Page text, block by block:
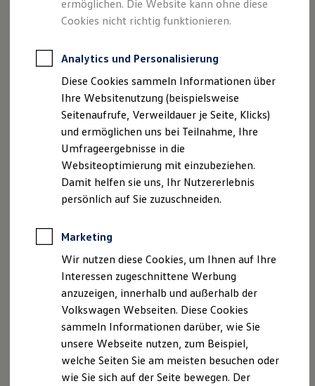
Restschuldversicherungen
Garantien
Professional Class bei Volkswagen
Behörden
Direktkunden
Sonderfahrzeuge
Anpfiff zum Gewinn
Elektromobilität
Elektroautos
ID. Tutorials
Elektrofahrzeugkonzepte
ID. EVERY1
Reichweite
Rekuperation
Laden unterwegs
Laden Zuhause
Ladestationen finden
Ladezeitensimulator
Batterie
Sicherheit
Nachhaltigkeit
Technologie
Kosten und Kauf
Entdecken Sie den Polo.
Der neue ID.3 Neo
So geht neu. Klar im Design. Stark im Alltag.
Entdecken Sie jetzt den neuen ID.3 Neo!
Mehr zum ID.3 Neo erfahren
ermöglichen. Die Website kann ohne diese
Cookies nicht richtig funktionieren.
Analytics und Personalisierung
Diese Cookies sammeln Informationen über
Ihre Websitenutzung (beispielsweise
Seitenaufrufe, Verweildauer je Seite, Klicks)
und ermöglichen uns bei Teilnahme, Ihre
Umfrageergebnisse in die
Websiteoptimierung mit einzubeziehen.
Damit helfen sie uns, Ihr Nutzererlebnis
persönlich auf Sie zuzuschneiden.
Marketing
Wir nutzen diese Cookies, um Ihnen auf Ihre
Interessen zugeschnittene Werbung
anzuzeigen, innerhalb und außerhalb der
Volkswagen Webseiten. Diese Cookies
sammeln Informationen darüber, wie Sie
unsere Webseite nutzen, zum Beispiel,
welche Seiten Sie am meisten besuchen oder
wie Sie sich auf der Seite bewegen. Der